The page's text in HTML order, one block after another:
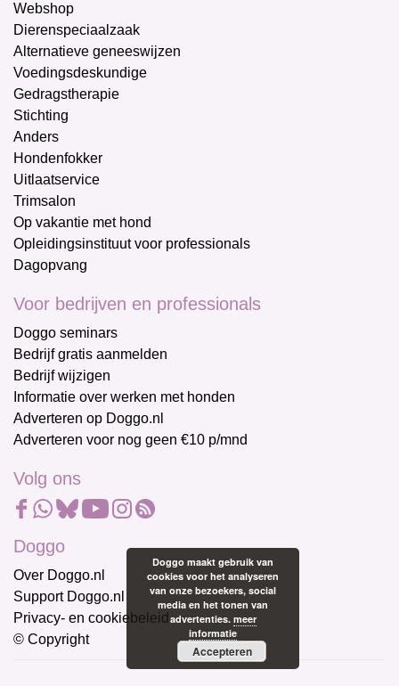
Webshop
Dierenspeciaalzaak
Alternatieve geneeswijzen
Voedingsdeskundige
Gedragstherapie
Stichting
Anders
Hondenfokker
Uitlaatservice
Trimsalon
Op vakantie met hond
Opleidingsinstituut voor professionals
Dagopvang
Voor bedrijven en professionals
Doggo seminars
Bedrijf gratis aanmelden
Bedrijf wijzigen
Informatie over werken met honden
Adverteren op Doggo.nl
Adverteren voor nog geen €10 p/mnd
Volg ons
Doggo
Over Doggo.nl
Support Doggo.nl
Privacy- en cookiebeleid
© Copyright
Doggo maakt gebruik van
cookies voor het analyseren
van onze bezoekers, social
media en het tonen van
advertenties. meer
informatie
Accepteren